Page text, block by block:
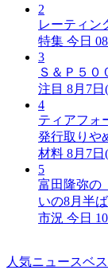
2
レーティン
特集 今日
3
Ｓ＆Ｐ５０
注目 8月7日
4
ティアフォ
発行取りや
材料 8月7日
5
富田隆弥の
いの8月半ば
市況 今日
人気ニュースベ